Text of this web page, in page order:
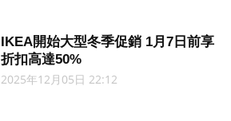
IKEA開始大型冬季促銷 1月7日前享
折扣高達50%
2025年12月05日 22:12